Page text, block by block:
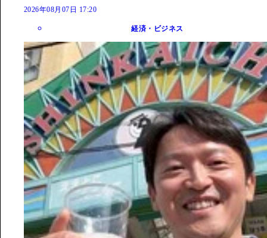
2026年08月07日 17:20
経済・ビジネス